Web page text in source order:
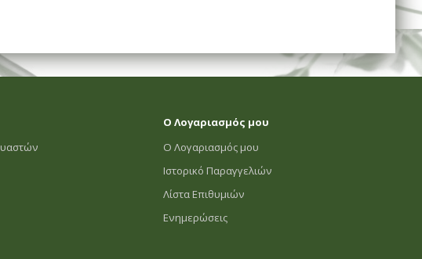
Ο Λογαριασμός μου
Ο Λογαριασμός μου
Ιστορικό Παραγγελιών
Λίστα Επιθυμιών
Ενημερώσεις